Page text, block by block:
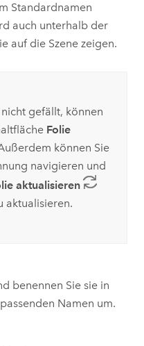
Standardnamen
auch unterhalb der
auf die Szene zeigen.
gefällt, können
Folie
können Sie
navigieren und
aktualisieren
aktualisieren.
benennen Sie sie in
Namen um.